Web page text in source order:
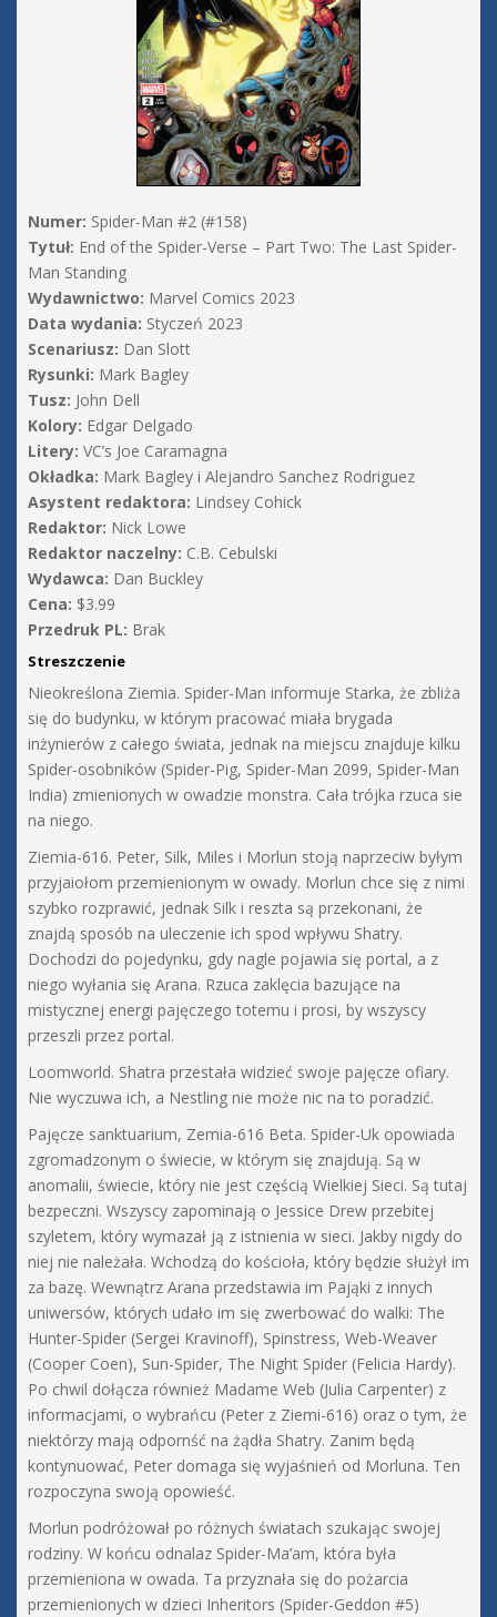
Numer: Spider-Man #2 (#158)
Tytuł: End of the Spider-Verse – Part Two: The Last Spider-
Man Standing
Wydawnictwo: Marvel Comics 2023
Data wydania: Styczeń 2023
Scenariusz: Dan Slott
Rysunki: Mark Bagley
Tusz: John Dell
Kolory: Edgar Delgado
Litery: VC’s Joe Caramagna
Okładka: Mark Bagley i Alejandro Sanchez Rodriguez
Asystent redaktora: Lindsey Cohick
Redaktor: Nick Lowe
Redaktor naczelny: C.B. Cebulski
Wydawca: Dan Buckley
Cena: $3.99
Przedruk PL: Brak
Streszczenie
Nieokreślona Ziemia. Spider-Man informuje Starka, że zbliża
się do budynku, w którym pracować miała brygada
inżynierów z całego świata, jednak na miejscu znajduje kilku
Spider-osobników (Spider-Pig, Spider-Man 2099, Spider-Man
India) zmienionych w owadzie monstra. Cała trójka rzuca sie
na niego.
Ziemia-616. Peter, Silk, Miles i Morlun stoją naprzeciw byłym
przyjaiołom przemienionym w owady. Morlun chce się z nimi
szybko rozprawić, jednak Silk i reszta są przekonani, że
znajdą sposób na uleczenie ich spod wpływu Shatry.
Dochodzi do pojedynku, gdy nagle pojawia się portal, a z
niego wyłania się Arana. Rzuca zaklęcia bazujące na
mistycznej energi pajęczego totemu i prosi, by wszyscy
przeszli przez portal.
Loomworld. Shatra przestała widzieć swoje pajęcze ofiary.
Nie wyczuwa ich, a Nestling nie może nic na to poradzić.
Pajęcze sanktuarium, Zemia-616 Beta. Spider-Uk opowiada
zgromadzonym o świecie, w którym się znajdują. Są w
anomalii, świecie, który nie jest częścią Wielkiej Sieci. Są tutaj
bezpeczni. Wszyscy zapominają o Jessice Drew przebitej
szyletem, który wymazał ją z istnienia w sieci. Jakby nigdy do
niej nie należała. Wchodzą do kościoła, który będzie służył im
za bazę. Wewnątrz Arana przedstawia im Pająki z innych
uniwersów, których udało im się zwerbować do walki: The
Hunter-Spider (Sergei Kravinoff), Spinstress, Web-Weaver
(Cooper Coen), Sun-Spider, The Night Spider (Felicia Hardy).
Po chwil dołącza również Madame Web (Julia Carpenter) z
informacjami, o wybrańcu (Peter z Ziemi-616) oraz o tym, że
niektórzy mają odpornść na żądła Shatry. Zanim będą
kontynuować, Peter domaga się wyjaśnień od Morluna. Ten
rozpoczyna swoją opowieść.
Morlun podróżował po różnych światach szukając swojej
rodziny. W końcu odnalaz Spider-Ma’am, która była
przemieniona w owada. Ta przyznała się do pożarcia
przemienionych w dzieci Inheritors (Spider-Geddon #5)